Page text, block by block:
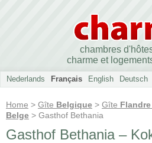
chambres
charme et
Nederlands Français English Deutsch
Home > Gîte Belgique > Gîte
Belge > Gasthof Bethania
Gasthof Bethania –